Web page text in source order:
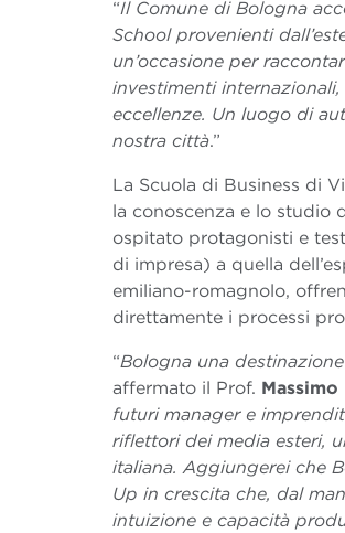
“Il Comune di Bologna
School provenienti
un’occasione per
investimenti
eccellenze. Un luogo di
nostra città.”
La Scuola di Business di
la conoscenza e lo studio
ospitato protagonisti e
di impresa) a quella
emiliano-romagnolo,
direttamente i processi
“Bologna una
affermato il Prof.
futuri manager e
riflettori dei media esteri,
italiana. Aggiungerei che
Up in crescita che, dal
intuizione e capacità